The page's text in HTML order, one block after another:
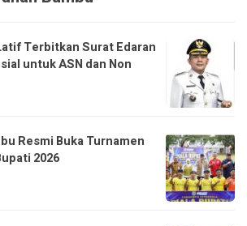
Terbitkan Surat Edaran
untuk ASN dan Non
Resmi Buka Turnamen
2026